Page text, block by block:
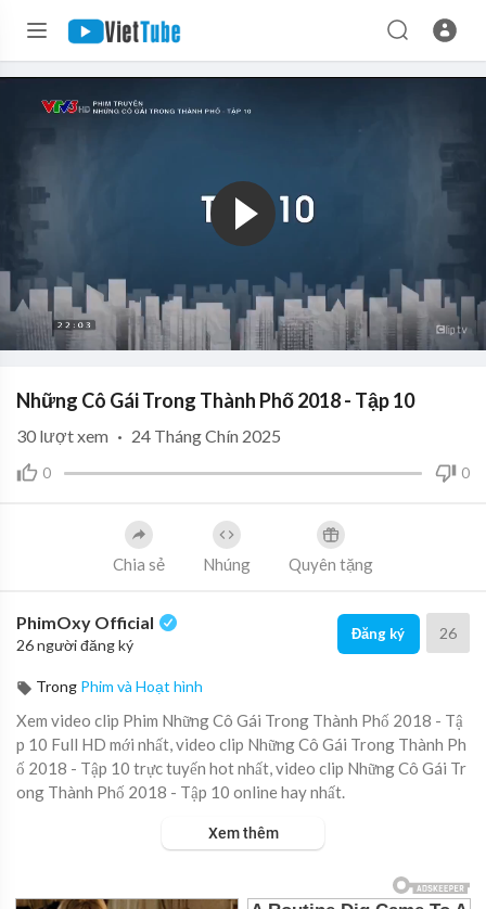
Những Cô Gái Trong Thành Phố 2018 - Tập 10
0 0
30 lượt xem · 24 Tháng Chín 2025
Chia sẻ Nhúng Quyên tặng
PhimOxy Official
26 người đăng ký
Đăng ký 26
Trong Phim và Hoạt hình
Xem video clip Phim Những Cô Gái Trong Thành Phố 2018 - Tậ
p 10 Full HD mới nhất, video clip Những Cô Gái Trong Thành Ph
ố 2018 - Tập 10 trực tuyến hot nhất, video clip Những Cô Gái Tr
ong Thành Phố 2018 - Tập 10 online hay nhất.
▶ Xem danh sách phát Full tập tại đây:
Xem thêm